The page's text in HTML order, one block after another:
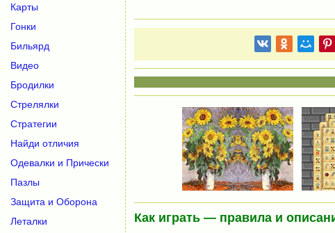
Как играть — правила и
Карты
Гонки
Бильярд
Видео
Бродилки
Стрелялки
Стратегии
Найди отличия
Одевалки и Прически
Пазлы
Защита и Оборона
Леталки